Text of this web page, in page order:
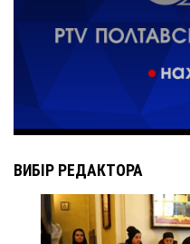
ВИБІР РЕДАКТОРА